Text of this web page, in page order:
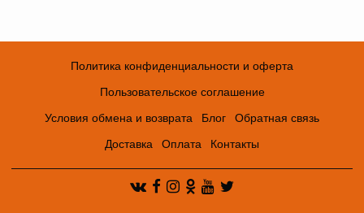
Политика конфиденциальности и оферта
Пользовательское соглашение
Условия обмена и возврата Блог Обратная связь
Доставка Оплата Контакты